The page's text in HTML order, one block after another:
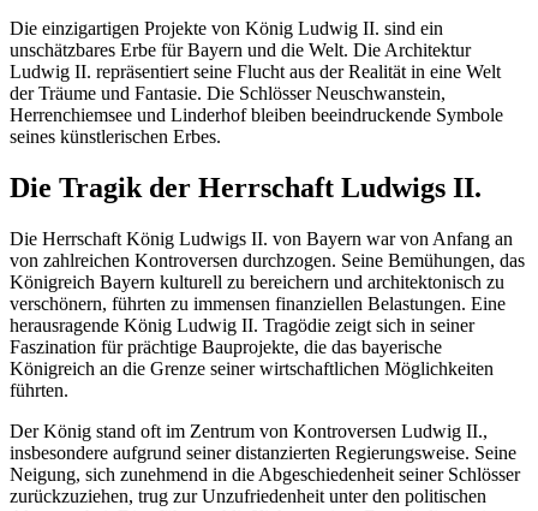
Die einzigartigen Projekte von König Ludwig II. sind ein
unschätzbares Erbe für Bayern und die Welt. Die Architektur
Ludwig II. repräsentiert seine Flucht aus der Realität in eine Welt
der Träume und Fantasie. Die Schlösser Neuschwanstein,
Herrenchiemsee und Linderhof bleiben beeindruckende Symbole
seines künstlerischen Erbes.
Die Tragik der Herrschaft Ludwigs II.
Die Herrschaft König Ludwigs II. von Bayern war von Anfang an
von zahlreichen Kontroversen durchzogen. Seine Bemühungen, das
Königreich Bayern kulturell zu bereichern und architektonisch zu
verschönern, führten zu immensen finanziellen Belastungen. Eine
herausragende König Ludwig II. Tragödie zeigt sich in seiner
Faszination für prächtige Bauprojekte, die das bayerische
Königreich an die Grenze seiner wirtschaftlichen Möglichkeiten
führten.
Der König stand oft im Zentrum von Kontroversen Ludwig II.,
insbesondere aufgrund seiner distanzierten Regierungsweise. Seine
Neigung, sich zunehmend in die Abgeschiedenheit seiner Schlösser
zurückzuziehen, trug zur Unzufriedenheit unter den politischen